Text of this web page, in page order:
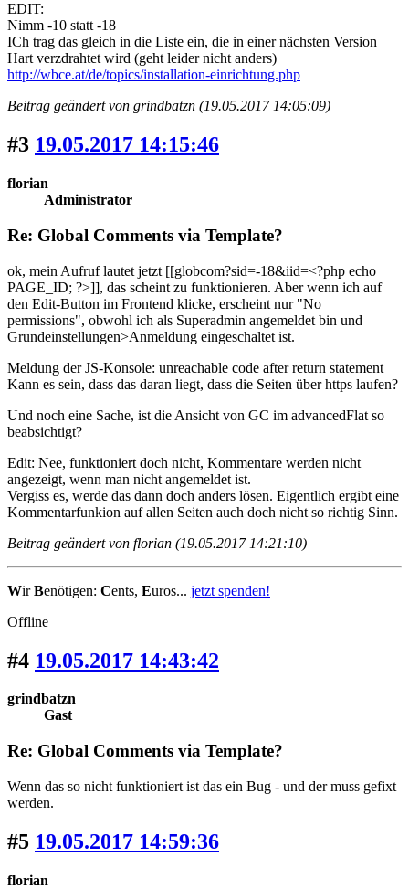
EDIT:
Nimm -10 statt -18
ICh trag das gleich in die Liste ein, die in einer nächsten Version
Hart verzdrahtet wird (geht leider nicht anders)
http://wbce.at/de/topics/installation-einrichtung.php
Beitrag geändert von grindbatzn (19.05.2017 14:05:09)
#3 19.05.2017 14:15:46
florian
Administrator
Re: Global Comments via Template?
ok, mein Aufruf lautet jetzt [[globcom?sid=-18&iid=<?php echo
PAGE_ID; ?>]], das scheint zu funktionieren. Aber wenn ich auf
den Edit-Button im Frontend klicke, erscheint nur "No
permissions", obwohl ich als Superadmin angemeldet bin und
Grundeinstellungen>Anmeldung eingeschaltet ist.
Meldung der JS-Konsole: unreachable code after return statement
Kann es sein, dass das daran liegt, dass die Seiten über https laufen?
Und noch eine Sache, ist die Ansicht von GC im advancedFlat so
beabsichtigt?
Edit: Nee, funktioniert doch nicht, Kommentare werden nicht
angezeigt, wenn man nicht angemeldet ist.
Vergiss es, werde das dann doch anders lösen. Eigentlich ergibt eine
Kommentarfunkion auf allen Seiten auch doch nicht so richtig Sinn.
Beitrag geändert von florian (19.05.2017 14:21:10)
WirBenötigen: Cents, Euros... jetzt spenden!
Offline
#4 19.05.2017 14:43:42
grindbatzn
Gast
Re: Global Comments via Template?
Wenn das so nicht funktioniert ist das ein Bug - und der muss gefixt
werden.
#5 19.05.2017 14:59:36
florian